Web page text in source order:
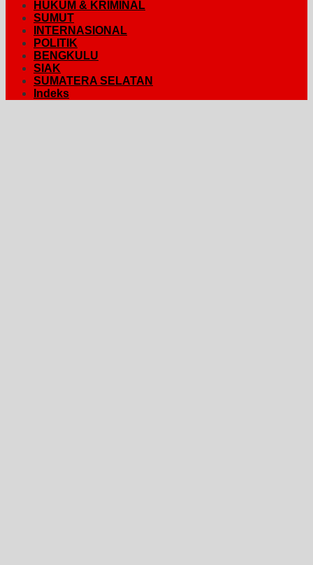
HUKUM & KRIMINAL
SUMUT
INTERNASIONAL
POLITIK
BENGKULU
SIAK
SUMATERA SELATAN
Indeks